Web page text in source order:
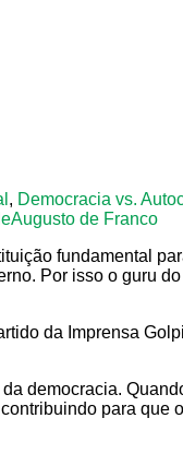
, Democracia vs.
Augusto de Franco
fundamental
Por isso o guru
da Imprensa
democracia.
para